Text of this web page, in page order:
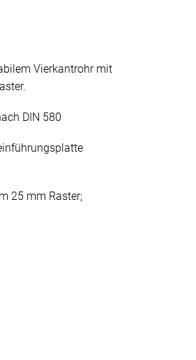
Vierkantrohr mit
DIN 580
25 mm Raster;